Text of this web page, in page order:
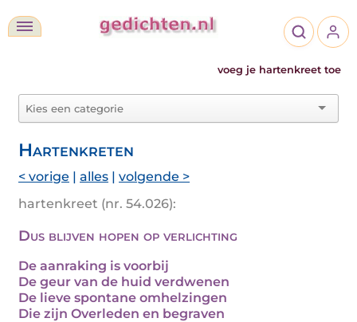
voeg je hartenkreet toe
Hartenkreten
< vorige | alles | volgende >
hartenkreet (nr. 54.026):
Dus blijven hopen op verlichting
De aanraking is voorbij
De geur van de huid verdwenen
De lieve spontane omhelzingen
Die zijn Overleden en begraven